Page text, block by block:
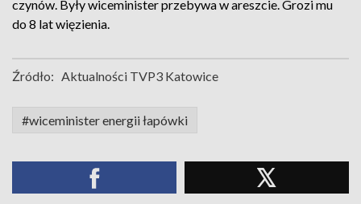
czynów. Były wiceminister przebywa w areszcie. Grozi mu
do 8 lat więzienia.
Źródło: Aktualności TVP3 Katowice
#wiceminister energii łapówki